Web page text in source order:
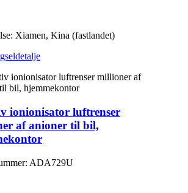
Xiamen, Kina (fastlandet)
detalje
ionionisator luftrenser
af anioner til bil,
ADA729U